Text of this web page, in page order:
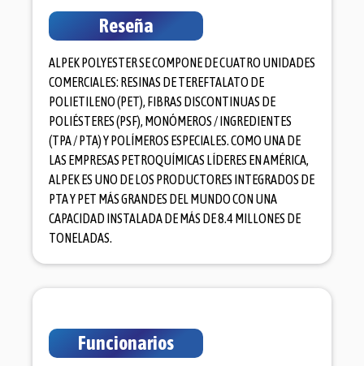
Reseña
ALPEK POLYESTER SE COMPONE DE CUATRO UNIDADES
COMERCIALES: RESINAS DE TEREFTALATO DE
POLIETILENO (PET), FIBRAS DISCONTINUAS DE
POLIÉSTERES (PSF), MONÓMEROS / INGREDIENTES
(TPA / PTA) Y POLÍMEROS ESPECIALES. COMO UNA DE
LAS EMPRESAS PETROQUÍMICAS LÍDERES EN AMÉRICA,
ALPEK ES UNO DE LOS PRODUCTORES INTEGRADOS DE
PTA Y PET MÁS GRANDES DEL MUNDO CON UNA
CAPACIDAD INSTALADA DE MÁS DE 8.4 MILLONES DE
TONELADAS.
Funcionarios